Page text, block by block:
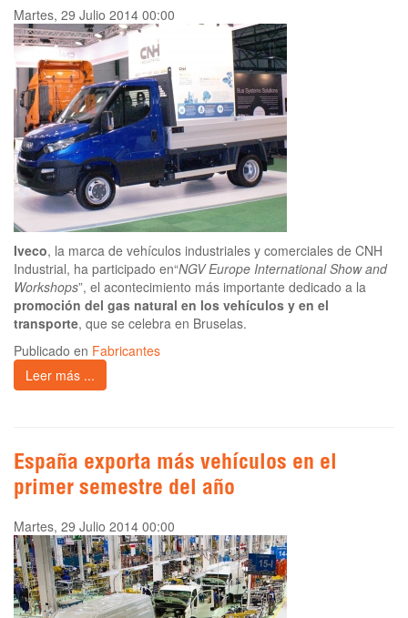
Martes, 29 Julio 2014 00:00
Iveco, la marca de vehículos industriales y comerciales de CNH
Industrial, ha participado en“NGV Europe International Show and
Workshops”, el acontecimiento más importante dedicado a la
promoción del gas natural en los vehículos y en el
transporte, que se celebra en Bruselas.
Publicado en Fabricantes
Leer más ...
España exporta más vehículos en el
primer semestre del año
Martes, 29 Julio 2014 00:00